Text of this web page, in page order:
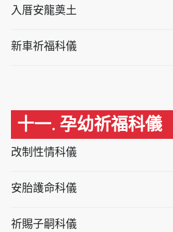
入厝安龍奠土
新車祈福科儀
十一. 孕幼祈福科儀
改制性情科儀
安胎護命科儀
祈賜子嗣科儀